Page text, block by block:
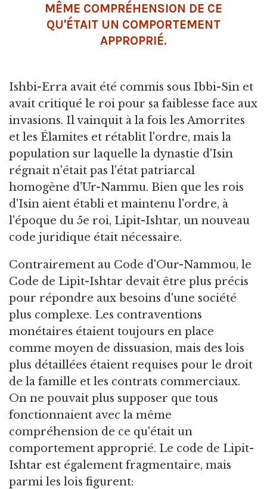
MÊME COMPRÉHENSION DE CE
QU'ÉTAIT UN COMPORTEMENT
APPROPRIÉ.
Ishbi-Erra avait été commis sous Ibbi-Sin et
avait critiqué le roi pour sa faiblesse face aux
invasions. Il vainquit à la fois les Amorrites
et les Élamites et rétablit l'ordre, mais la
population sur laquelle la dynastie d'Isin
régnait n'était pas l'état patriarcal
homogène d'Ur-Nammu. Bien que les rois
d'Isin aient établi et maintenu l'ordre, à
l'époque du 5e roi, Lipit-Ishtar, un nouveau
code juridique était nécessaire.
Contrairement au Code d'Our-Nammou, le
Code de Lipit-Ishtar devait être plus précis
pour répondre aux besoins d'une société
plus complexe. Les contraventions
monétaires étaient toujours en place
comme moyen de dissuasion, mais des lois
plus détaillées étaient requises pour le droit
de la famille et les contrats commerciaux.
On ne pouvait plus supposer que tous
fonctionnaient avec la même
compréhension de ce qu'était un
comportement approprié. Le code de Lipit-
Ishtar est également fragmentaire, mais
parmi les lois figurent: